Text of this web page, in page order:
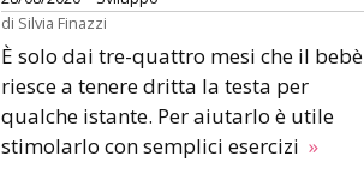
di Silvia Finazzi
È solo dai tre-quattro mesi che il bebè
riesce a tenere dritta la testa per
qualche istante. Per aiutarlo è utile
stimolarlo con semplici esercizi »